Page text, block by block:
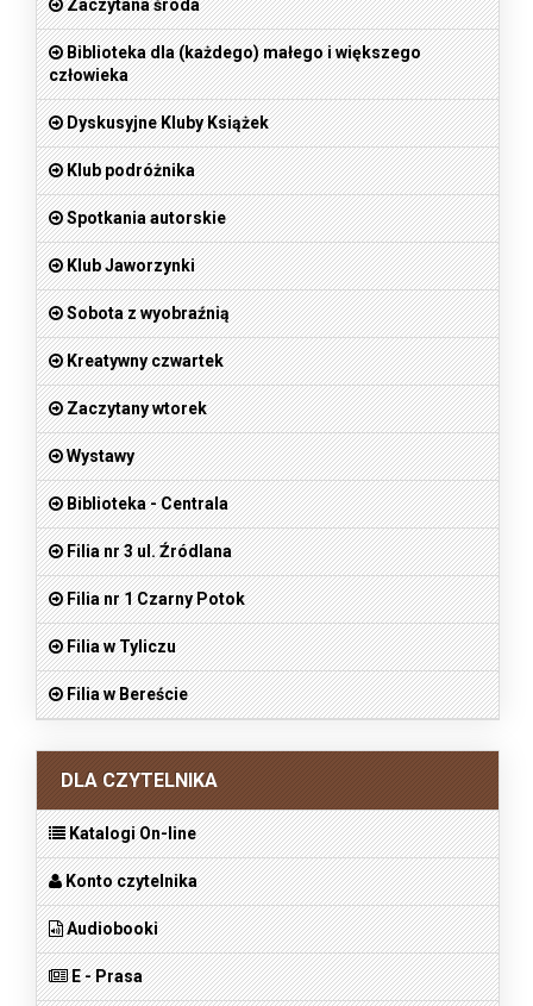
Zaczytana środa
Biblioteka dla (każdego) małego i większego
człowieka
Dyskusyjne Kluby Książek
Klub podróżnika
Spotkania autorskie
Klub Jaworzynki
Sobota z wyobraźnią
Kreatywny czwartek
Zaczytany wtorek
Wystawy
Biblioteka - Centrala
Filia nr 3 ul. Źródlana
Filia nr 1 Czarny Potok
Filia w Tyliczu
Filia w Bereście
DLA CZYTELNIKA
Katalogi On-line
Konto czytelnika
Audiobooki
E - Prasa